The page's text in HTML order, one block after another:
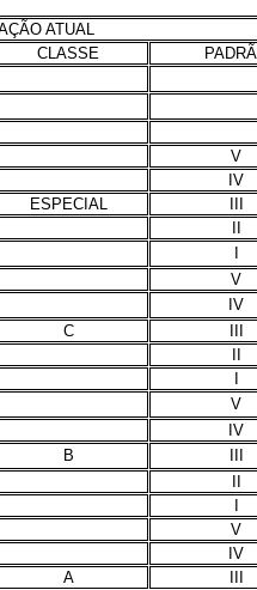
ATUAL
CLASSE
V
IV
ESPECIAL
V
IV
C
V
IV
B
V
IV
A